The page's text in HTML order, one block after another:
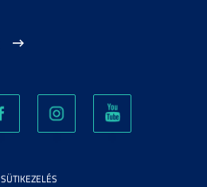
SÜTIKEZELÉS